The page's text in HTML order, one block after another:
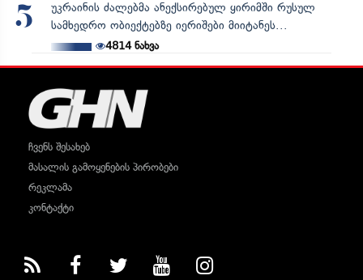
5
უკრაინის ძალებმა ანექსირებულ ყირიმში რუსულ
სამხედრო ობიექტებზე იერიშები მიიტანეს...
4814ნახვა
ჩვენს შესახებ
მასალის გამოყენების პირობები
რეკლამა
კონტაქტი